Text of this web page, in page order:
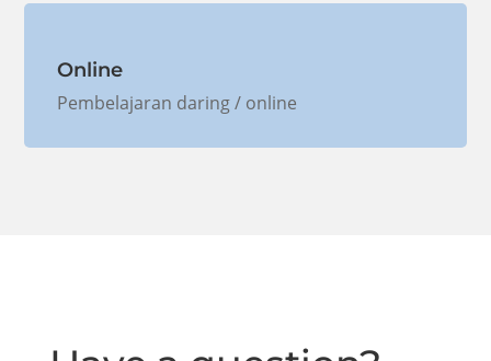
Online
Pembelajaran daring / online